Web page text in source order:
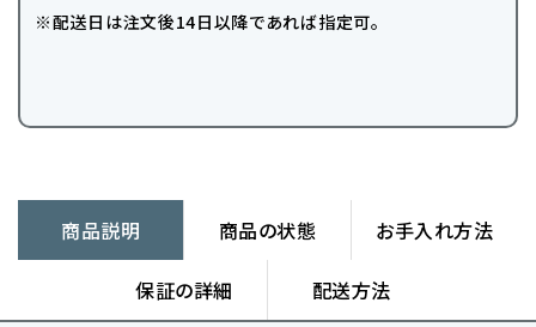
※配送日は注文後14日以降であれば指定可。
商品説明 商品の状態 お手入れ方法
保証の詳細 配送方法